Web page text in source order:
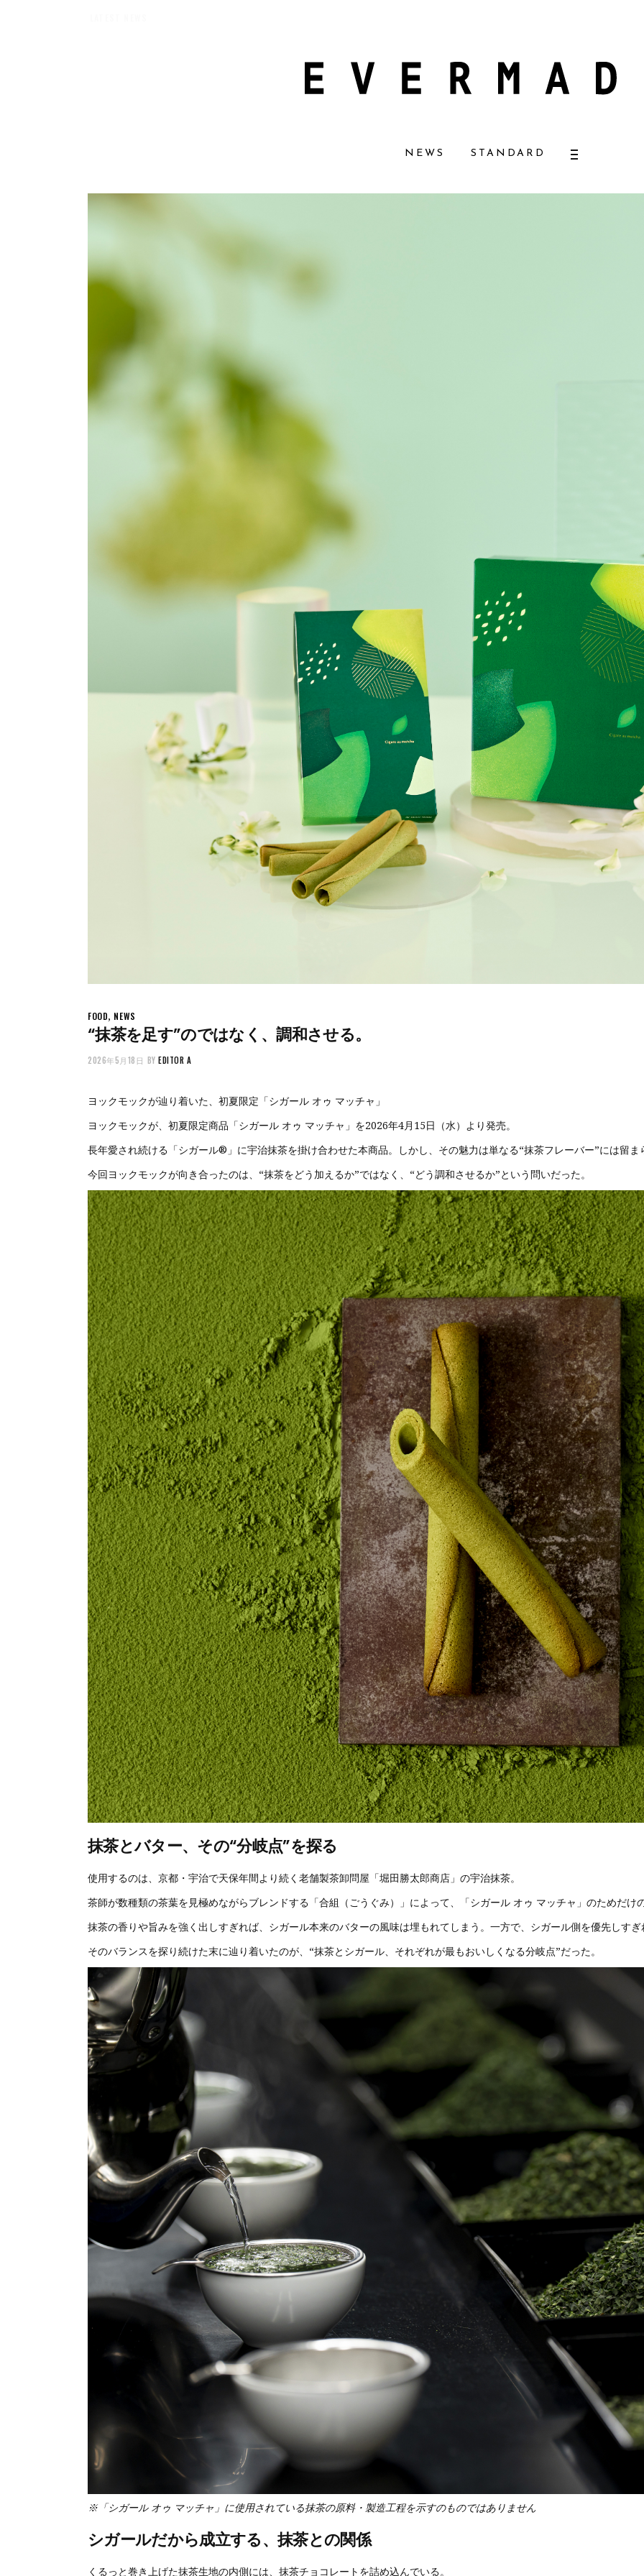
NEWS STANDARD
FOOD, NEWS
“抹茶を足す”のではなく、調和させる。
2026年5月18日 BYEDITOR A
ヨックモックが辿り着いた、初夏限定「シガール オゥ マッチャ」
ヨックモックが、初夏限定商品「シガール オゥ マッチャ」を2026年4月15日（水）より発売。
長年愛され続ける「シガール®」に宇治抹茶を掛け合わせた本商品。しかし、その魅力は単なる“抹茶フレーバー”には留ま
今回ヨックモックが向き合ったのは、“抹茶をどう加えるか”ではなく、“どう調和させるか”という問いだった。
抹茶とバター、その“分岐点”を探る
使用するのは、京都・宇治で天保年間より続く老舗製茶卸問屋「堀田勝太郎商店」の宇治抹茶。
茶師が数種類の茶葉を見極めながらブレンドする「合組（ごうぐみ）」によって、「シガール オゥ マッチャ」のためだけ
抹茶の香りや旨みを強く出しすぎれば、シガール本来のバターの風味は埋もれてしまう。一方で、シガール側を優先しす
そのバランスを探り続けた末に辿り着いたのが、“抹茶とシガール、それぞれが最もおいしくなる分岐点”だった。
※「シガール オゥ マッチャ」に使用されている抹茶の原料・製造工程を示すのものではありません
シガールだから成立する、抹茶との関係
くるっと巻き上げた抹茶生地の内側には、抹茶チョコレートを詰め込んでいる。